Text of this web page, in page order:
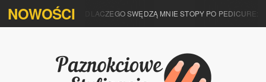
NOWOŚCI DLACZEGO SWĘDZĄ MNIE STOPY PO PEDICURE: